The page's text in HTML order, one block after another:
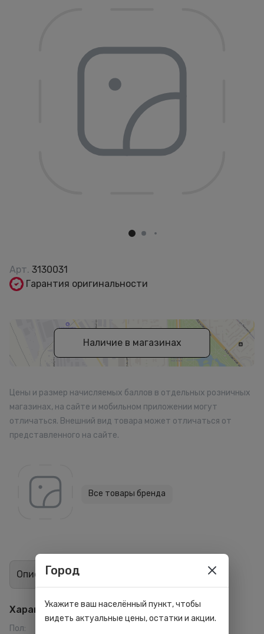
Арт. 3130031
Гарантия оригинальности
Наличие в магазинах
Цены и размер начисляемых баллов в отдельных розничных
магазинах, на сайте и мобильном приложении могут
отличаться. Внешний вид товара может отличаться от
представленного на сайте.
Все товары бренда
Описание Отзывы
Характеристики
Пол:
Город
Укажите ваш населённый пункт, чтобы
видеть актуальные цены, остатки и акции.